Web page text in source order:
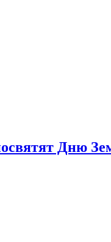
Дню